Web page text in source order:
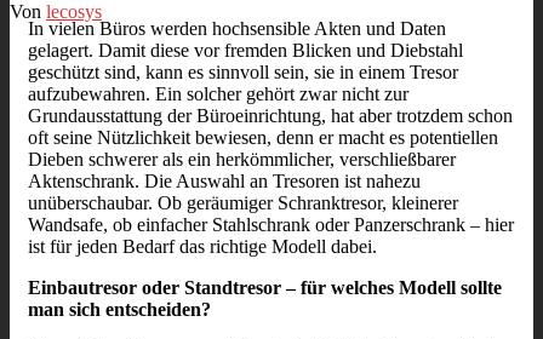
Von lecosys
In vielen Büros werden hochsensible Akten und Daten
gelagert. Damit diese vor fremden Blicken und Diebstahl
geschützt sind, kann es sinnvoll sein, sie in einem Tresor
aufzubewahren. Ein solcher gehört zwar nicht zur
Grundausstattung der Büroeinrichtung, hat aber trotzdem schon
oft seine Nützlichkeit bewiesen, denn er macht es potentiellen
Dieben schwerer als ein herkömmlicher, verschließbarer
Aktenschrank. Die Auswahl an Tresoren ist nahezu
unüberschaubar. Ob geräumiger Schranktresor, kleinerer
Wandsafe, ob einfacher Stahlschrank oder Panzerschrank – hier
ist für jeden Bedarf das richtige Modell dabei.
Einbautresor oder Standtresor – für welches Modell sollte
man sich entscheiden?